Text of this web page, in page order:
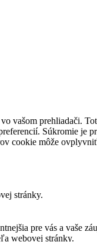
vašom prehliadači.
Súkromie
cookie môže
stránky.
pre vás a vaše
webovej stránky.